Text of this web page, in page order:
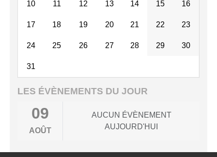
10 11 12 13 14 15 16
17 18 19 20 21 22 23
24 25 26 27 28 29 30
31
LES ÉVÈNEMENTS DU JOUR
09
AOÛT
AUCUN ÉVÈNEMENT
AUJOURD'HUI